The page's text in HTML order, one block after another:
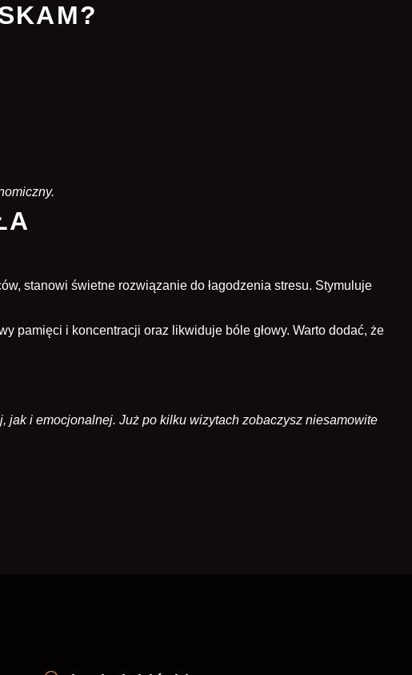
stanowi świetne rozwiązanie do łagodzenia stresu. Stymuluje
pamięci i koncentracji oraz likwiduje bóle głowy. Warto dodać, że
i emocjonalnej. Już po kilku wizytach zobaczysz niesamowite